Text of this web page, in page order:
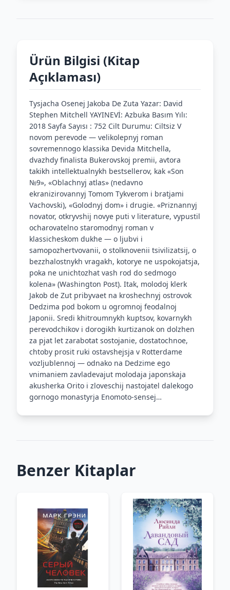
Ürün Bilgisi (Kitap
Açıklaması)
Tysjacha Osenej Jakoba De Zuta Yazar: David
Stephen Mitchell YAYINEVİ: Azbuka Basım Yılı:
2018 Sayfa Sayısı : 752 Cilt Durumu: Ciltsiz V
novom perevode — velikolepnyj roman
sovremennogo klassika Devida Mitchella,
dvazhdy finalista Bukerovskoj premii, avtora
takikh intellektualnykh bestsellerov, kak «Son
№9», «Oblachnyj atlas» (nedavno
ekranizirovannyj Tomom Tykverom i bratjami
Vachovski), «Golodnyj dom» i drugie. «Priznannyj
novator, otkryvshij novye puti v literature, vypustil
ocharovatelno staromodnyj roman v
klassicheskom dukhe — o ljubvi i
samopozhertvovanii, o stolknovenii tsivilizatsij, o
bezzhalostnykh vragakh, kotorye ne uspokojatsja,
poka ne unichtozhat vash rod do sedmogo
kolena» (Washington Post). Itak, molodoj klerk
Jakob de Zut pribyvaet na kroshechnyj ostrovok
Dedzima pod bokom u ogromnoj feodalnoj
Japonii. Sredi khitroumnykh kuptsov, kovarnykh
perevodchikov i dorogikh kurtizanok on dolzhen
za pjat let zarabotat sostojanie, dostatochnoe,
chtoby prosit ruki ostavshejsja v Rotterdame
vozljublennoj — odnako na Dedzime ego
vnimaniem zavladevajut molodaja japonskaja
akusherka Orito i zloveschij nastojatel dalekogo
gornogo monastyrja Enomoto-sensej…
Benzer Kitaplar